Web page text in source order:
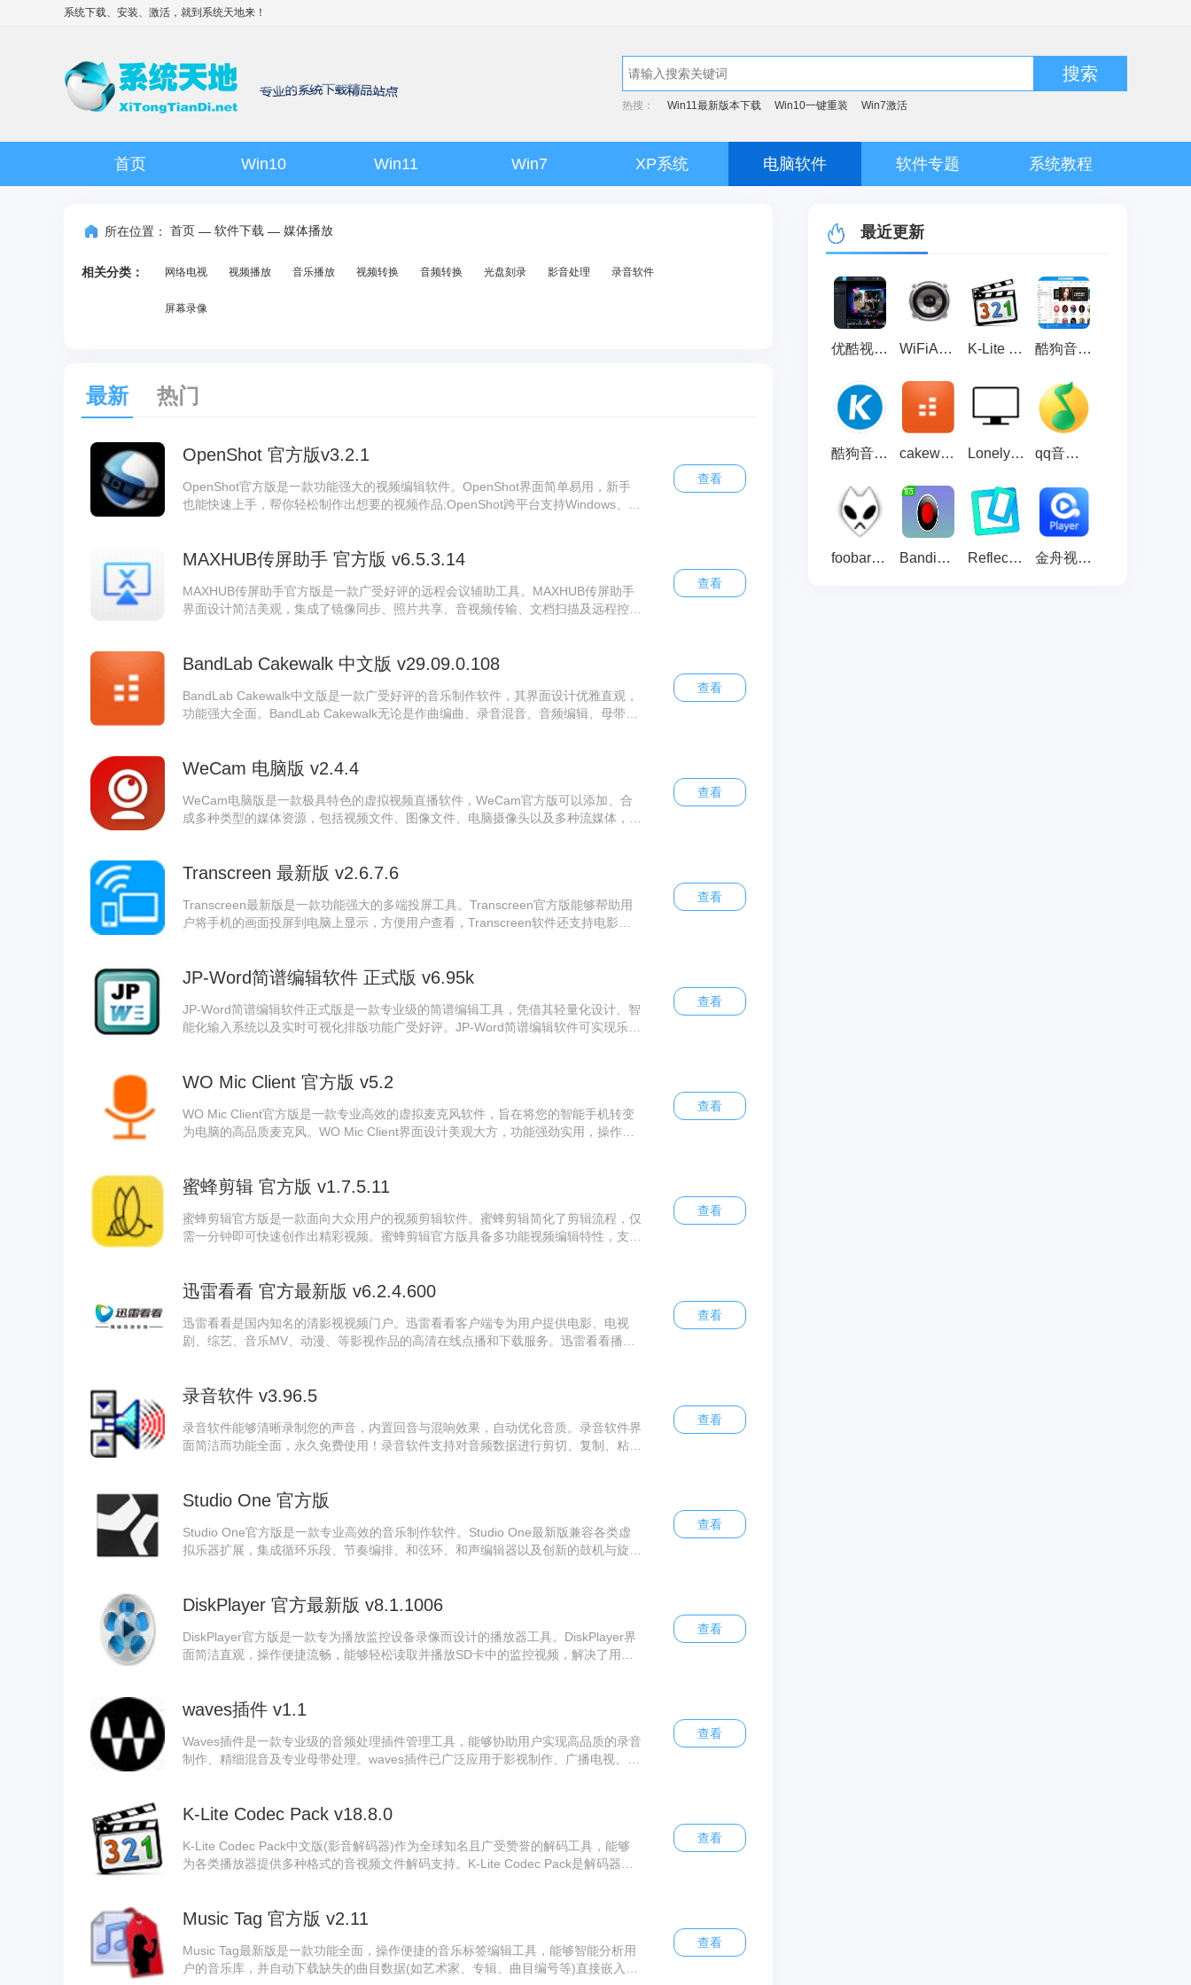
系统下载、安装、激活，就到 系统天地来！
搜索
热搜： Win11最新版本下载 Win10一键重装 Win7激活
首页 Win10 Win11 Win7 XP系统 电脑软件 软件专题 系统教程
所在位置： 首页 — 软件下载 — 媒体播放
相关分类： 网络电视 视频播放 音乐播放 视频转换 音频转换 光盘刻录 影音处理 录音软件
屏幕录像
最新 热门
OpenShot 官方版v3.2.1
OpenShot官方版是一款功能强大的视频编辑软件。OpenShot界面简单易用，新手
也能快速上手，帮你轻松制作出想要的视频作品;OpenShot跨平台支持Windows、M
查看
MAXHUB传屏助手 官方版 v6.5.3.14
MAXHUB传屏助手官方版是一款广受好评的远程会议辅助工具。MAXHUB传屏助手
界面设计简洁美观，集成了镜像同步、照片共享、音视频传输、文档扫描及远程控制
查看
BandLab Cakewalk 中文版 v29.09.0.108
BandLab Cakewalk中文版是一款广受好评的音乐制作软件，其界面设计优雅直观，
功能强大全面。BandLab Cakewalk无论是作曲编曲、录音混音、音频编辑、母带处
查看
WeCam 电脑版 v2.4.4
WeCam电脑版是一款极具特色的虚拟视频直播软件，WeCam官方版可以添加、合
成多种类型的媒体资源，包括视频文件、图像文件、电脑摄像头以及多种流媒体，最
查看
Transcreen 最新版 v2.6.7.6
Transcreen最新版是一款功能强大的多端投屏工具。Transcreen官方版能够帮助用
户将手机的画面投屏到电脑上显示，方便用户查看，Transcreen软件还支持电影模
查看
JP-Word简谱编辑软件 正式版 v6.95k
JP-Word简谱编辑软件正式版是一款专业级的简谱编辑工具，凭借其轻量化设计、智
能化输入系统以及实时可视化排版功能广受好评。JP-Word简谱编辑软件可实现乐谱
谱输入速度，同时全面支持各类音乐符号标注及复杂曲谱结构的专业编辑需求。
查看
WO Mic Client 官方版 v5.2
WO Mic Client官方版是一款专业高效的虚拟麦克风软件，旨在将您的智能手机转变
为电脑的高品质麦克风。WO Mic Client界面设计美观大方，功能强劲实用，操作简
查看
蜜蜂剪辑 官方版 v1.7.5.11
蜜蜂剪辑官方版是一款面向大众用户的视频剪辑软件。蜜蜂剪辑简化了剪辑流程，仅
需一分钟即可快速创作出精彩视频。蜜蜂剪辑官方版具备多功能视频编辑特性，支持
查看
迅雷看看 官方最新版 v6.2.4.600
迅雷看看是国内知名的清影视视频门户。迅雷看看客户端专为用户提供电影、电视
剧、综艺、音乐MV、动漫、等影视作品的高清在线点播和下载服务。迅雷看看播放
查看
录音软件 v3.96.5
录音软件能够清晰录制您的声音，内置回音与混响效果，自动优化音质。录音软件界
面简洁而功能全面，永久免费使用！录音软件支持对音频数据进行剪切、复制、粘贴
查看
Studio One 官方版
Studio One官方版是一款专业高效的音乐制作软件。Studio One最新版兼容各类虚
拟乐器扩展，集成循环乐段、节奏编排、和弦环、和声编辑器以及创新的鼓机与旋律
查看
DiskPlayer 官方最新版 v8.1.1006
DiskPlayer官方版是一款专为播放监控设备录像而设计的播放器工具。DiskPlayer界
面简洁直观，操作便捷流畅，能够轻松读取并播放SD卡中的监控视频，解决了用户
查看
waves插件 v1.1
Waves插件是一款专业级的音频处理插件管理工具，能够协助用户实现高品质的录音
制作、精细混音及专业母带处理。waves插件已广泛应用于影视制作、广播电视、音
功能支持，确保用户各类严苛的音质与音效需求得到充分满足。
查看
K-Lite Codec Pack v18.8.0
K-Lite Codec Pack中文版(影音解码器)作为全球知名且广受赞誉的解码工具，能够
为各类播放器提供多种格式的音视频文件解码支持。K-Lite Codec Pack是解码器领
查看
Music Tag 官方版 v2.11
Music Tag最新版是一款功能全面，操作便捷的音乐标签编辑工具，能够智能分析用
户的音乐库，并自动下载缺失的曲目数据(如艺术家、专辑、曲目编号等)直接嵌入音
查看
最近更新
优酷视频播放器 V9.5.1.1001 WiFiAudio 最新版 v1.0 K-Lite Codec Pack Full 官方英文版 v19.0.5 酷狗音乐播放器 官方渠道版v20.1.41
酷狗音乐播放器 官方渠道版v20.1.41 cakewalk by bandlab 官方版 v27.06.0.057 LonelyScreen AirPlay Receiver 官方版 v1.2.9 qq音乐 官方渠道版22.4.1
foobar2000中文版 v2.25.10 Bandicam 官方版v8.3.1.2537 Reflector 官方版 v3.2.0 金舟视频播放器 v2.0.1.0